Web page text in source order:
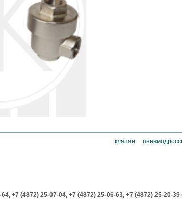
клапан
64, +7 (4872) 25-07-04, +7 (4872) 25-06-63, +7 (4872) 25-20-39